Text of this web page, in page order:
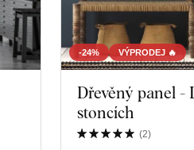
-24% VÝPRODEJ 🔥
Dřevěný panel -
stoncích
(2)